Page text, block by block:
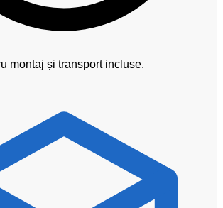
montaj și transport incluse.